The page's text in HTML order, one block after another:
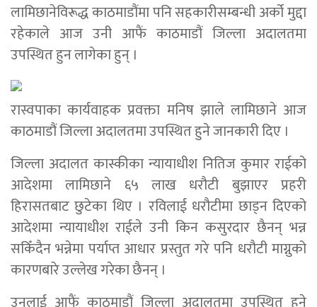
लामिछानेविरूद्ध काठमाडौंमा पनि सहकारीसम्बन्धी अर्को मुद्दा
रहेकाले आज उनी आफैं काठमाडौं जिल्ला अदालतमा
उपस्थित हुन लागेका हुन् ।
रास्वपाका कार्यवाहक प्रवक्ता मनिष झाले लामिछाने आज
काठमाडौं जिल्ला अदालतमा उपस्थित हुने जानकारी दिए ।
जिल्ला अदालत कास्कीका न्यायाधीश नितिज कुमार राईको
आदेशमा लामिछाने ६५ लाख धरौटी बुझाएर प्रहरी
हिरासतबाट छुटेका थिए । रविलाई धरौटीमा छाड्न दिएको
आदेशमा न्यायाधीश राईले उनी किन कसुरदार छैनन् भन्न
सकिँदैन भन्नेमा पर्याप्त आधार प्रस्तुत गरे पनि धरौटी माग्नुको
कारणबारे उल्लेख गरेका छैनन् ।